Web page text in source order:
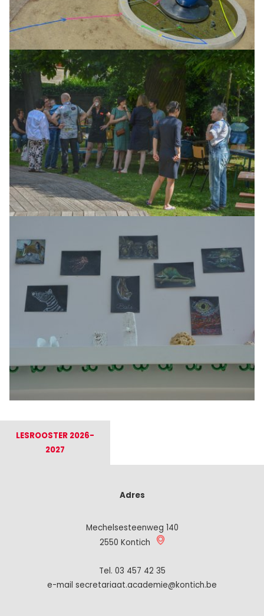
LESROOSTER 2026-
2027
Adres
Mechelsesteenweg 140
2550 Kontich
Tel. 03 457 42 35
e-mail secretariaat.academie@kontich.be